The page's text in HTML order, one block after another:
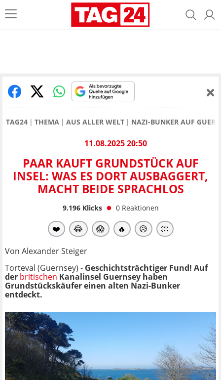
TAG24 THEMA AUS ALLER WELT NAZI-BUNKER AUF
11.08.2025 20:50
PAAR KAUFT GRUNDSTÜCK AUF
INSEL: WAS ES DORT AUSBAGGERT,
MACHT BEIDE SPRACHLOS
9.196Klicks 0 Reaktionen
❤️ 😂 😱 🔥 😥 👏
Von Alexander Steiger
Torteval (Guernsey) - Geschichtsträchtiger Fund! Auf
der britischen Kanalinsel Guernsey haben
Grundstückskäufer einen alten Nazi-Bunker
entdeckt.